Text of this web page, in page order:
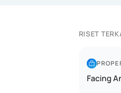
RISET
Facing